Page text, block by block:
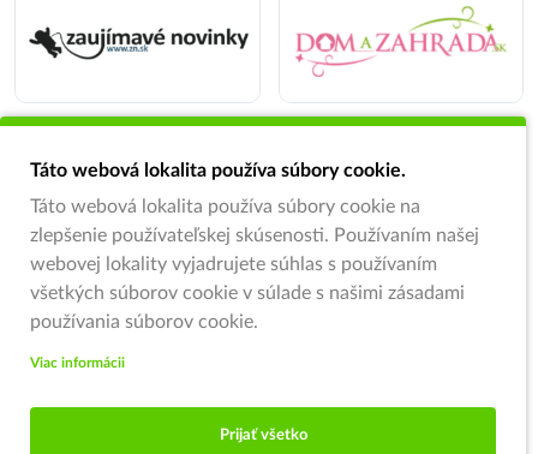
Táto webová lokalita používa súbory cookie.
Táto webová lokalita používa súbory cookie na
zlepšenie používateľskej skúsenosti. Používaním našej
webovej lokality vyjadrujete súhlas s používaním
všetkých súborov cookie v súlade s našimi zásadami
používania súborov cookie.
Viac informácii
Prijať všetko